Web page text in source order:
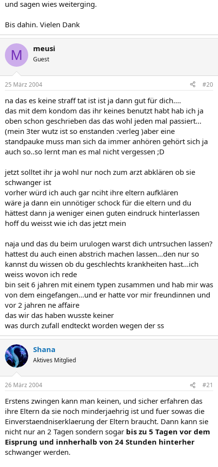
und sagen wies weiterging.
Bis dahin. Vielen Dank
M meusi
Guest
25 März 2004 #20
na das es keine straff tat ist ist ja dann gut für dich....
das mit dem kondom das ihr keines benutzt habt hab ich ja
oben schon geschrieben das das wohl jeden mal passiert...
(mein 3ter wutz ist so enstanden :verleg )aber eine
standpauke muss man sich da immer anhören gehört sich ja
auch so..so lernt man es mal nicht vergessen ;D
jetzt solltet ihr ja wohl nur noch zum arzt abklären ob sie
schwanger ist
vorher würd ich auch gar nciht ihre eltern aufklären
wäre ja dann ein unnötiger schock für die eltern und du
hättest dann ja weniger einen guten eindruck hinterlassen
hoff du weisst wie ich das jetzt mein
naja und das du beim urulogen warst dich untrsuchen lassen?
hattest du auch einen abstrich machen lassen...den nur so
kannst du wissen ob du geschlechts krankheiten hast...ich
weiss wovon ich rede
bin seit 6 jahren mit einem typen zusammen und hab mir was
von dem eingefangen...und er hatte vor mir freundinnen und
vor 2 jahren ne affaire
das wir das haben wusste keiner
was durch zufall endteckt worden wegen der ss
Shana
Aktives Mitglied
26 März 2004 #21
Erstens zwingen kann man keinen, und sicher erfahren das
ihre Eltern da sie noch minderjaehrig ist und fuer sowas die
Einverstaendniserklaerung der Eltern braucht. Dann kann sie
nicht nur an 2 Tagen sondern sogar bis zu 5 Tagen vor dem
Eisprung und innherhalb von 24 Stunden hinterher
schwanger werden.